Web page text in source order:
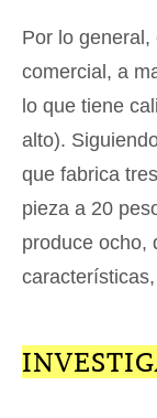
Por lo
comercial, a
lo que tiene
alto).
que fabrica
pieza a 20
produce ocho,